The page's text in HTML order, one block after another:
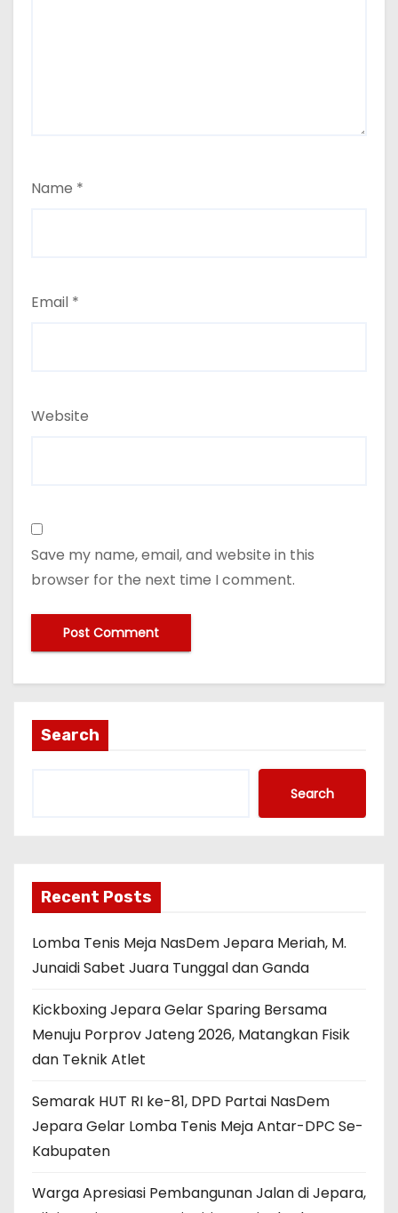
Name *
Email *
Website
Save my name, email, and website in this
browser for the next time I comment.
Search
Search
Recent Posts
Lomba Tenis Meja NasDem Jepara Meriah, M.
Junaidi Sabet Juara Tunggal dan Ganda
Kickboxing Jepara Gelar Sparing Bersama
Menuju Porprov Jateng 2026, Matangkan Fisik
dan Teknik Atlet
Semarak HUT RI ke-81, DPD Partai NasDem
Jepara Gelar Lomba Tenis Meja Antar-DPC Se-
Kabupaten
Warga Apresiasi Pembangunan Jalan di Jepara,